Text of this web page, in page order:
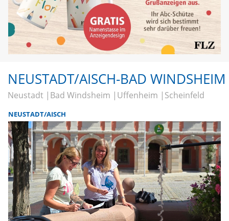
NEUSTADT/AISCH-BAD WINDSHEIM
Neustadt Bad Windsheim Uffenheim Scheinfeld
NEUSTADT/AISCH